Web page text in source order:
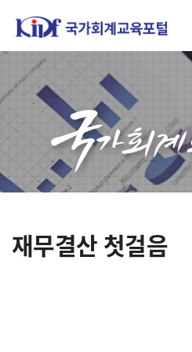
롭게 개편되었습니다.
연구원홈페이지가 새롭게 개설되었습니다.
재무결산 첫걸음